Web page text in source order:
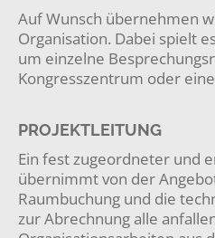
Auf Wunsch übernehmen
Organisation. Dabei spielt
um einzelne
Kongresszentrum oder
PROJEKTLEITUNG
Ein fest zugeordneter und
übernimmt von der
Raumbuchung und die
zur Abrechnung alle